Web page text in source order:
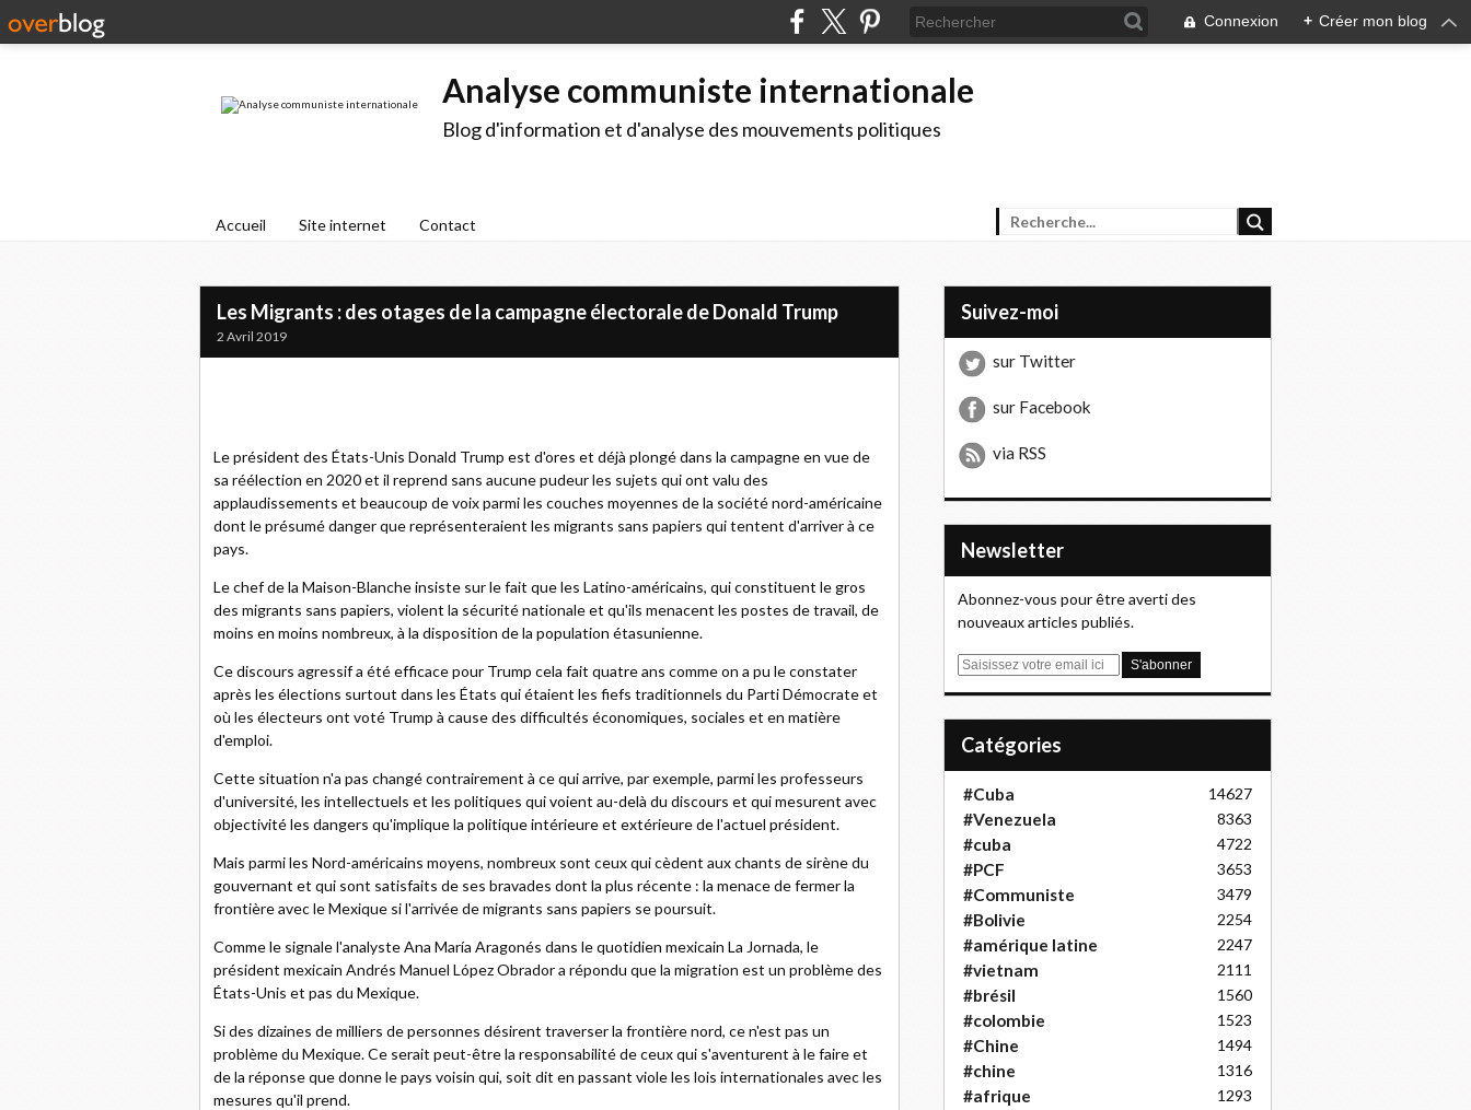
Connexion + Créer mon blog
Analyse communiste internationale
Blog d'information et d'analyse des mouvements politiques
Accueil Site internet Contact
Les Migrants : des otages de la campagne électorale de Donald Trump
2 Avril 2019
Le président des États-Unis Donald Trump est d'ores et déjà plongé dans la campagne en vue de
sa réélection en 2020 et il reprend sans aucune pudeur les sujets qui ont valu des
applaudissements et beaucoup de voix parmi les couches moyennes de la société nord-américaine
dont le présumé danger que représenteraient les migrants sans papiers qui tentent d'arriver à ce
pays.
Le chef de la Maison-Blanche insiste sur le fait que les Latino-américains, qui constituent le gros
des migrants sans papiers, violent la sécurité nationale et qu'ils menacent les postes de travail, de
moins en moins nombreux, à la disposition de la population étasunienne.
Ce discours agressif a été efficace pour Trump cela fait quatre ans comme on a pu le constater
après les élections surtout dans les États qui étaient les fiefs traditionnels du Parti Démocrate et
où les électeurs ont voté Trump à cause des difficultés économiques, sociales et en matière
d'emploi.
Cette situation n'a pas changé contrairement à ce qui arrive, par exemple, parmi les professeurs
d'université, les intellectuels et les politiques qui voient au-delà du discours et qui mesurent avec
objectivité les dangers qu'implique la politique intérieure et extérieure de l'actuel président.
Mais parmi les Nord-américains moyens, nombreux sont ceux qui cèdent aux chants de sirène du
gouvernant et qui sont satisfaits de ses bravades dont la plus récente : la menace de fermer la
frontière avec le Mexique si l'arrivée de migrants sans papiers se poursuit.
Comme le signale l'analyste Ana María Aragonés dans le quotidien mexicain La Jornada, le
président mexicain Andrés Manuel López Obrador a répondu que la migration est un problème des
États-Unis et pas du Mexique.
Si des dizaines de milliers de personnes désirent traverser la frontière nord, ce n'est pas un
problème du Mexique. Ce serait peut-être la responsabilité de ceux qui s'aventurent à le faire et
de la réponse que donne le pays voisin qui, soit dit en passant viole les lois internationales avec les
mesures qu'il prend.
Suivez-moi
sur Twitter
sur Facebook
via RSS
Newsletter
Abonnez-vous pour être averti des
nouveaux articles publiés.
E
Catégories
#Cuba 14627
#Venezuela 8363
#cuba 4722
#PCF 3653
#Communiste 3479
#Bolivie 2254
#amérique latine 2247
#vietnam 2111
#brésil 1560
#colombie 1523
#Chine 1494
#chine 1316
#afrique 1293